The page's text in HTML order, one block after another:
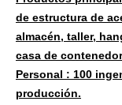
de estructura de
almacén, taller,
casa de
Personal : 100
producción.